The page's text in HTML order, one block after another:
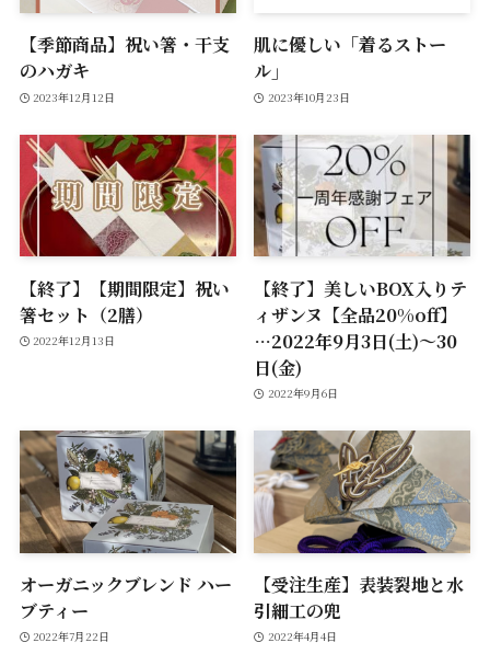
【季節商品】祝い箸・干支
のハガキ
2023年12月12日
肌に優しい「着るストー
ル」
2023年10月23日
【終了】【期間限定】祝い
箸セット（2膳）
2022年12月13日
【終了】美しいBOX入りテ
ィザンヌ【全品20%off】
…2022年9月3日(土)〜30
日(金)
2022年9月6日
オーガニックブレンド ハー
ブティー
2022年7月22日
【受注生産】表装裂地と水
引細工の兜
2022年4月4日